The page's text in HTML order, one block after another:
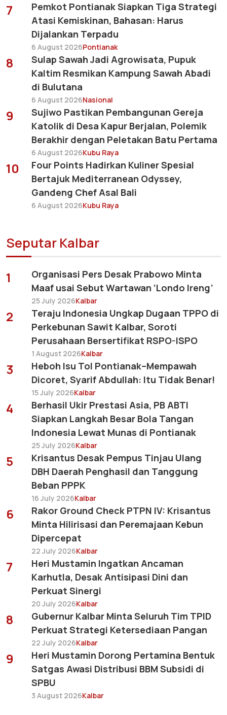
7
Pemkot Pontianak Siapkan Tiga Strategi
Atasi Kemiskinan, Bahasan: Harus
Dijalankan Terpadu
6 August 2026Pontianak
8
Sulap Sawah Jadi Agrowisata, Pupuk
Kaltim Resmikan Kampung Sawah Abadi
di Bulutana
6 August 2026Nasional
9
Sujiwo Pastikan Pembangunan Gereja
Katolik di Desa Kapur Berjalan, Polemik
Berakhir dengan Peletakan Batu Pertama
6 August 2026Kubu Raya
10
Four Points Hadirkan Kuliner Spesial
Bertajuk Mediterranean Odyssey,
Gandeng Chef Asal Bali
6 August 2026Kubu Raya
Seputar Kalbar
1
Organisasi Pers Desak Prabowo Minta
Maaf usai Sebut Wartawan ‘Londo Ireng’
25 July 2026Kalbar
2
Teraju Indonesia Ungkap Dugaan TPPO di
Perkebunan Sawit Kalbar, Soroti
Perusahaan Bersertifikat RSPO-ISPO
1 August 2026Kalbar
3
Heboh Isu Tol Pontianak–Mempawah
Dicoret, Syarif Abdullah: Itu Tidak Benar!
15 July 2026Kalbar
4
Berhasil Ukir Prestasi Asia, PB ABTI
Siapkan Langkah Besar Bola Tangan
Indonesia Lewat Munas di Pontianak
25 July 2026Kalbar
5
Krisantus Desak Pempus Tinjau Ulang
DBH Daerah Penghasil dan Tanggung
Beban PPPK
16 July 2026Kalbar
6
Rakor Ground Check PTPN IV: Krisantus
Minta Hilirisasi dan Peremajaan Kebun
Dipercepat
22 July 2026Kalbar
7
Heri Mustamin Ingatkan Ancaman
Karhutla, Desak Antisipasi Dini dan
Perkuat Sinergi
20 July 2026Kalbar
8
Gubernur Kalbar Minta Seluruh Tim TPID
Perkuat Strategi Ketersediaan Pangan
22 July 2026Kalbar
9
Heri Mustamin Dorong Pertamina Bentuk
Satgas Awasi Distribusi BBM Subsidi di
SPBU
3 August 2026Kalbar